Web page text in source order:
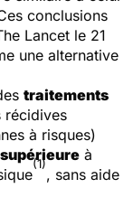
conclusions
Lancet le 21
une alternative
traitements
récidives
à risques)
à
(1)
, sans aide